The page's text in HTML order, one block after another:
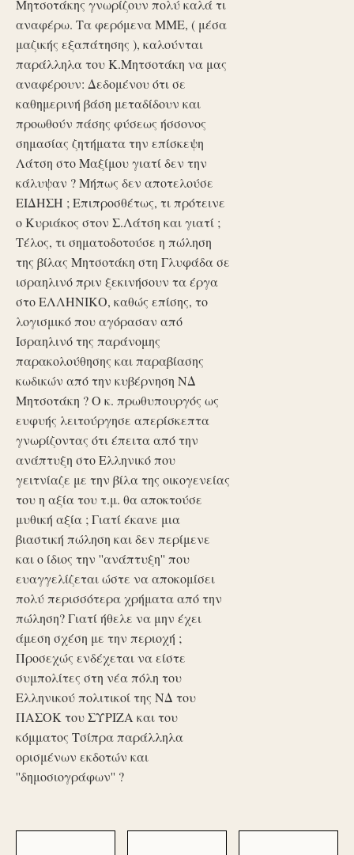
Μητσοτάκης γνωρίζουν πολύ καλά τι
αναφέρω. Τα φερόμενα ΜΜΕ, ( μέσα
μαζικής εξαπάτησης ), καλούνται
παράλληλα του Κ.Μητσοτάκη να μας
αναφέρουν: Δεδομένου ότι σε
καθημερινή βάση μεταδίδουν και
προωθούν πάσης φύσεως ήσσονος
σημασίας ζητήματα την επίσκεψη
Λάτση στο Μαξίμου γιατί δεν την
κάλυψαν ? Μήπως δεν αποτελούσε
ΕΙΔΗΣΗ ; Επιπροσθέτως, τι πρότεινε
ο Κυριάκος στον Σ.Λάτση και γιατί ;
Τέλος, τι σηματοδοτούσε η πώληση
της βίλας Μητσοτάκη στη Γλυφάδα σε
ισραηλινό πριν ξεκινήσουν τα έργα
στο ΕΛΛΗΝΙΚΟ, καθώς επίσης, το
λογισμικό που αγόρασαν από
Ισραηλινό της παράνομης
παρακολούθησης και παραβίασης
κωδικών από την κυβέρνηση ΝΔ
Μητσοτάκη ? Ο κ. πρωθυπουργός ως
ευφυής λειτούργησε απερίσκεπτα
γνωρίζοντας ότι έπειτα από την
ανάπτυξη στο Ελληνικό που
γειτνίαζε με την βίλα της οικογενείας
του η αξία του τ.μ. θα αποκτούσε
μυθική αξία ; Γιατί έκανε μια
βιαστική πώληση και δεν περίμενε
και ο ίδιος την ''ανάπτυξη'' που
ευαγγελίζεται ώστε να αποκομίσει
πολύ περισσότερα χρήματα από την
πώληση? Γιατί ήθελε να μην έχει
άμεση σχέση με την περιοχή ;
Προσεχώς ενδέχεται να είστε
συμπολίτες στη νέα πόλη του
Ελληνικού πολιτικοί της ΝΔ του
ΠΑΣΟΚ του ΣΥΡΙΖΑ και του
κόμματος Τσίπρα παράλληλα
ορισμένων εκδοτών και
''δημοσιογράφων'' ?